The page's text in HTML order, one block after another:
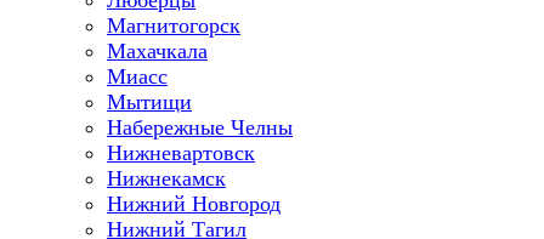
Магнитогорск
Махачкала
Миасс
Мытищи
Набережные Челны
Нижневартовск
Нижнекамск
Нижний Новгород
Нижний Тагил